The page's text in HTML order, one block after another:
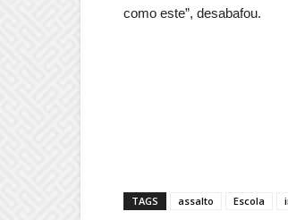
como este”, desabafou.
TAGS assalto Escola